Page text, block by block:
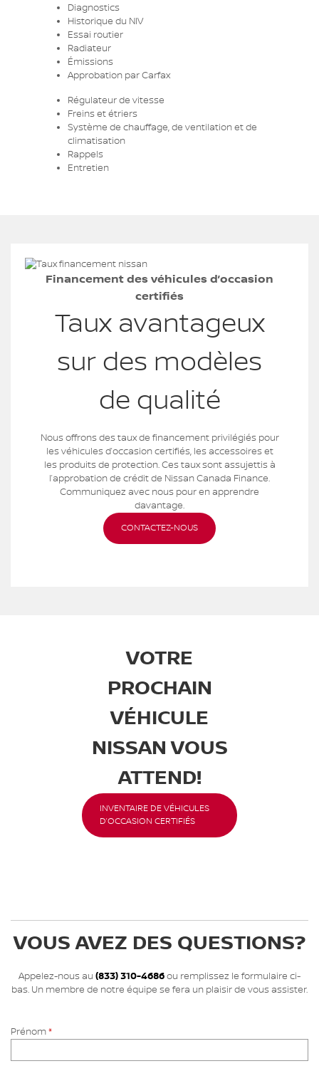
Diagnostics
Historique du NIV
Essai routier
Radiateur
Émissions
Approbation par Carfax
Régulateur de vitesse
Freins et étriers
Système de chauffage, de ventilation et de
climatisation
Rappels
Entretien
Financement des véhicules d’occasion
certifiés
Taux avantageux
sur des modèles
de qualité
Nous offrons des taux de financement privilégiés pour
les véhicules d’occasion certifiés, les accessoires et
les produits de protection. Ces taux sont assujettis à
l’approbation de crédit de Nissan Canada Finance.
Communiquez avec nous pour en apprendre
davantage.
CONTACTEZ-NOUS
VOTRE
PROCHAIN
VÉHICULE
NISSAN VOUS
ATTEND!
INVENTAIRE DE VÉHICULES
D’OCCASION CERTIFIÉS
VOUS AVEZ DES QUESTIONS?
Appelez-nous au (833) 310-4686ou remplissez le formulaire ci-
bas. Un membre de notre équipe se fera un plaisir de vous assister.
Prénom*